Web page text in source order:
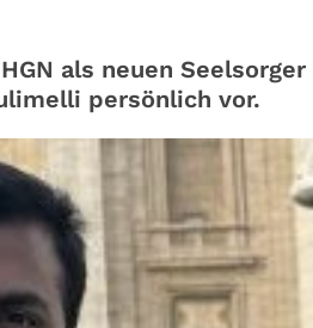
als neuen Seelsorger
persönlich vor.